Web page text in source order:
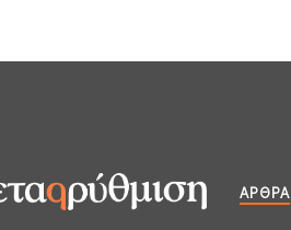
ΆΡΘΡΑ